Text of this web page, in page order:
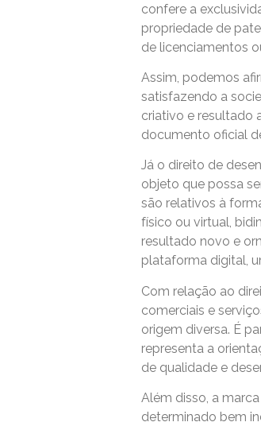
confere a
propriedade de
de licenciamentos
Assim, podemos
satisfazendo a
criativo e resultado
documento oficial
Já o direito de
objeto que possa
são relativos à
físico ou virtual,
resultado novo e
plataforma digital,
Com relação ao
comerciais e
origem diversa. É
representa a
de qualidade e
Além disso, a
determinado bem